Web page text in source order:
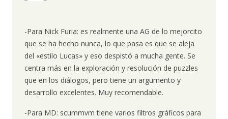
-Para Nick Furia: es realmente una AG de lo mejorcito
que se ha hecho nunca, lo que pasa es que se aleja
del «estilo Lucas» y eso despistó a mucha gente. Se
centra más en la exploración y resolución de puzzles
que en los diálogos, pero tiene un argumento y
desarrollo excelentes. Muy recomendable.
-Para MD: scummvm tiene varios filtros gráficos para